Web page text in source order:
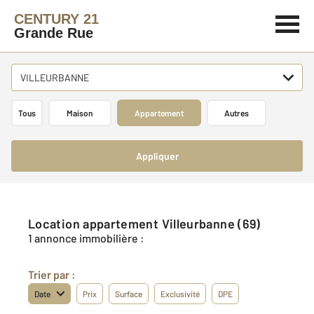
CENTURY 21
Grande Rue
VILLEURBANNE
Tous Maison Appartement Autres
Appliquer
Location appartement Villeurbanne (69)
1 annonce immobilière :
Trier par :
Date Prix Surface Exclusivité DPE